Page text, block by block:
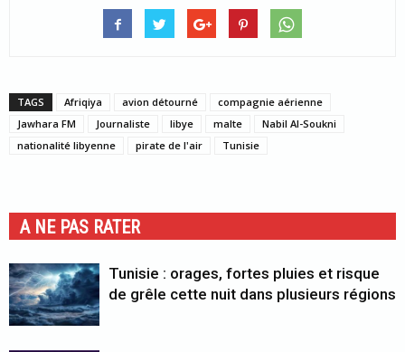
TAGS Afriqiya avion détourné
compagnie aérienne
Jawhara FM
Journaliste libye malte
Nabil Al-Soukni
nationalité libyenne
pirate de l'air Tunisie
A NE PAS RATER
Tunisie : orages, fortes pluies et risque
de grêle cette nuit dans plusieurs régions